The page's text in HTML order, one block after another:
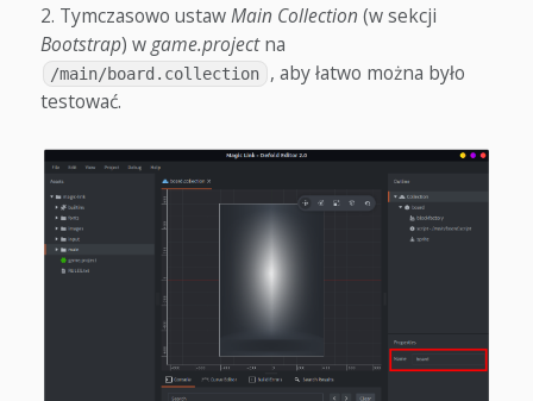
Tymczasowo ustawMain Collection (w sekcji
Bootstrap) wgame.projectna
/main/board.collection
, aby łatwo można było
testować.